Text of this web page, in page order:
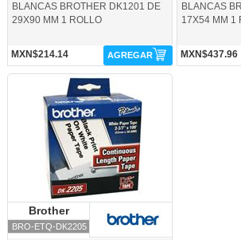
BLANCAS BROTHER DK1201 DE
29X90 MM 1 ROLLO
MXN$214.14 AGREGAR
BLANCAS
17X54 MM 1
MXN$437.96
BRO-ETQ-DK2205-Brother
Brother
BRO-ETQ-DK2205
Brother